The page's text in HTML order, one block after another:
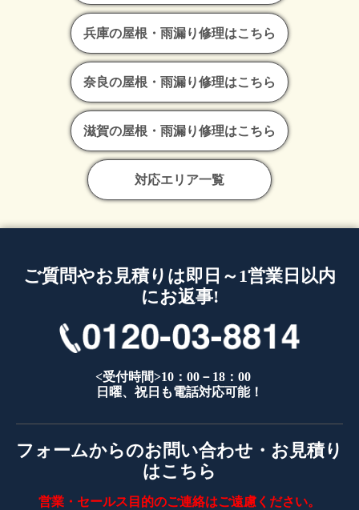
兵庫の屋根・雨漏り修理はこちら
奈良の屋根・雨漏り修理はこちら
滋賀の屋根・雨漏り修理はこちら
対応エリア一覧
ご質問やお見積りは即日～1営業日以内
にお返事!
<受付時間>10：00－18：00
日曜、祝日も電話対応可能！
フォームからのお問い合わせ・お見積り
はこちら
営業・セールス目的のご連絡はご遠慮ください。